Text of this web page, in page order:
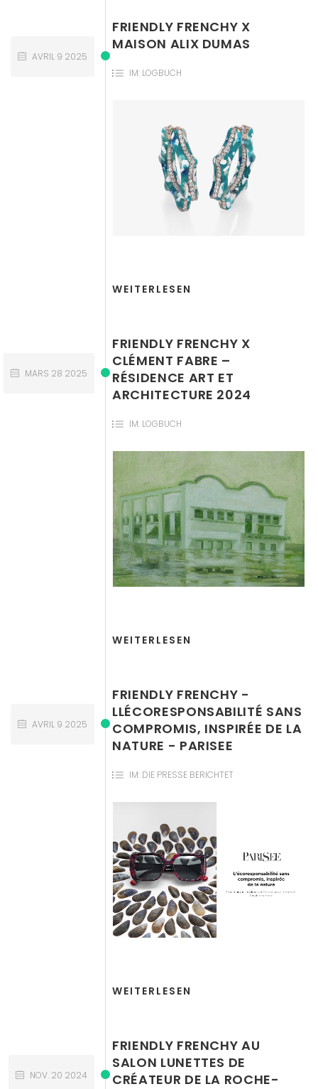
FRIENDLY FRENCHY X
MAISON ALIX DUMAS
IM: LOGBUCH
AVRIL 9 2025
WEITERLESEN
FRIENDLY FRENCHY X
CLÉMENT FABRE –
RÉSIDENCE ART ET
ARCHITECTURE 2024
IM: LOGBUCH
MARS 28 2025
WEITERLESEN
FRIENDLY FRENCHY -
LLÉCORESPONSABILITÉ SANS
COMPROMIS, INSPIRÉE DE LA
NATURE - PARISEE
IM: DIE PRESSE BERICHTET
AVRIL 9 2025
WEITERLESEN
FRIENDLY FRENCHY AU
SALON LUNETTES DE
CRÉATEUR DE LA ROCHE-
NOV. 20 2024